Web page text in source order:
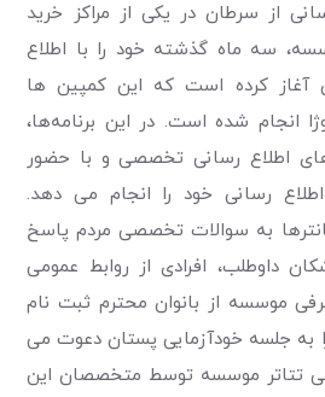
از سرطان در یکی از مراکز خرید
سه ماه گذشته خود را با اطلاع
آغاز کرده است که این کمپین ها
انجام شده است. در این برنامه‌ها،
اطلاع رسانی تخصصی و با حضور
رسانی خود را انجام می دهد.
به سوالات تخصصی مردم پاسخ
داوطلب، افرادی از روابط عمومی
موسسه از بانوان محترم ثبت نام
به جلسه خودآزمایی پستان دعوت می
تتاتر موسسه توسط متخصصان این